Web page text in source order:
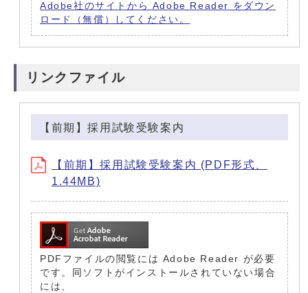
Adobe社のサイトから Adobe Reader をダウン
ロード（無償）してください。
リンクファイル
【前期】採用試験受験案内
【前期】採用試験受験案内 (PDF形式、
1.44MB)
PDFファイルの閲覧には Adobe Reader が必要
です。同ソフトがインストールされていない場合
には、